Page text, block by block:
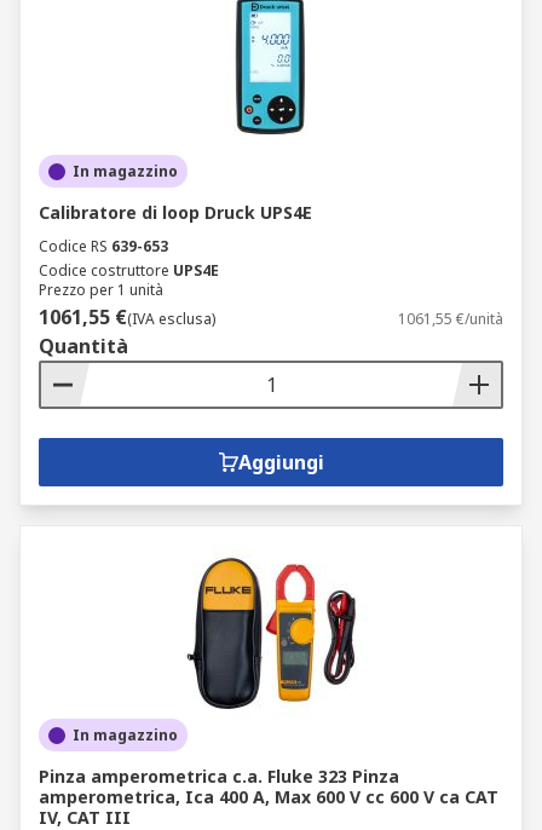
In magazzino
Calibratore di loop Druck UPS4E
Codice RS 639-653
Codice costruttore UPS4E
Prezzo per 1 unità
1061,55 €(IVA esclusa) 1061,55 €/unità
Quantità
Aggiungi
In magazzino
Pinza amperometrica c.a. Fluke 323 Pinza
amperometrica, Ica 400 A, Max 600 V cc 600 V ca CAT
IV, CAT III